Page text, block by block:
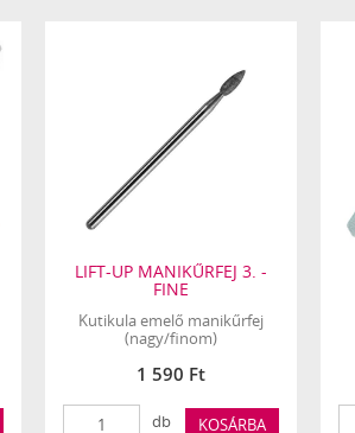
LIFT-UP MANIKŰRFEJ 3. -
FINE
Kutikula emelő manikűrfej
(nagy/finom)
1 590 Ft
db KOSÁRBA